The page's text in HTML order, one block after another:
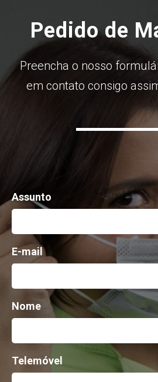
Pedido de
Preencha o nosso
em contato consigo
Assunto
E-mail
Nome
Telemóvel